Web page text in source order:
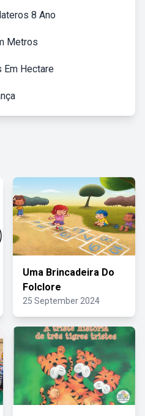
8 Ano
Metros
Em Hectare
Uma Brincadeira Do
Folclore
25 September 2024